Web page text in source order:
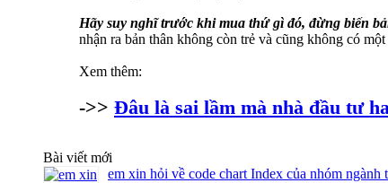
Hãy suy nghĩ trước khi mua thứ gì đó, đừng biến
nhận ra bản thân không còn trẻ và cũng không có
Xem thêm:
->> Đâu là sai lầm mà nhà đầu tư
Bài viết mới
em xin hỏi về code chart Index của nhóm ngành